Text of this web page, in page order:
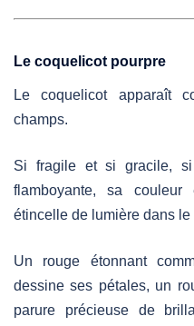
Le coquelicot pourpre
Le coquelicot apparaît
champs.
Si fragile et si gracile,
flamboyante, sa
étincelle de lumière dans le
Un rouge étonnant
dessine ses pétales, un
parure précieuse de